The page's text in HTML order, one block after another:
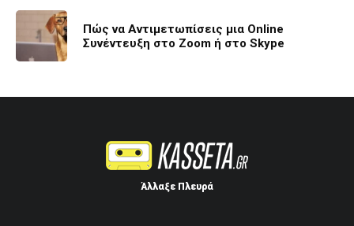
Πώς να Αντιμετωπίσεις μια Online
Συνέντευξη στο Zoom ή στο Skype
Άλλαξε Πλευρά